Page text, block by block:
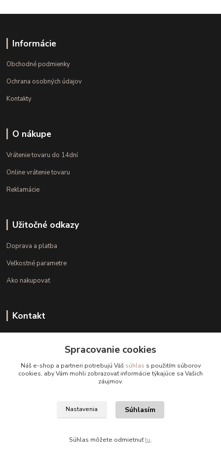
Informácie
Obchodné podmienky
Ochrana osobných údajov
Kontakty
O nákupe
Vrátenie tovaru do 14dní
Online vrátenie tovaru
Reklamácie
Užitočné odkazy
Doprava a platba
Veľkostné parametre
Ako nakupovať
Kontakt
(Po.-Pi. 10.00 - 15.00)
info@kvalitnaBielizen.sk
Copyright © kvalitnabielizen.sk
Spracovanie cookies
Náš e-shop a partneri potrebujú Váš súhlas s použitím súborov
cookies, aby Vám mohli zobrazovať informácie týkajúce sa Vašich
záujmov.
Nastavenia Súhlasím
Súhlas môžete odmietnuťtu.